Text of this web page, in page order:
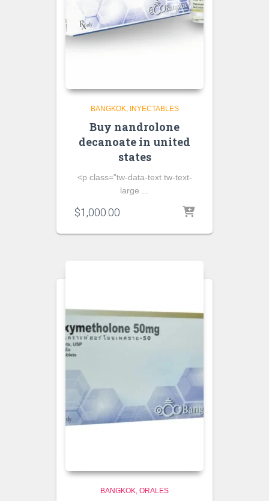
BANGKOK INYECTABLES
Buy nandrolone
decanoate in united
states
<p class="tw-data-text tw-text-
large ...
$1,000.00
BANGKOK ORALES